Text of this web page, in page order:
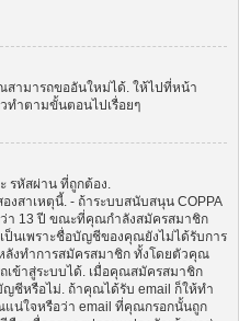
สามารถขออันใหม่ได้. ให้ไปที่หน้า
ทำตามขั้นตอนไปเรื่อยๆ
รหัสผ่าน ที่ถูกต้อง.
สาเหตุนี้. - ถ้าระบบสนับสนุน COPPA
า 13 ปี ขณะที่คุณกำลังสมัครสมาชิก
นเพราะชื่อบัญชีของคุณยังไม่ได้รับการ
งทำการสมัครสมาชิก ทั้งโดยตัวคุณ
เข้าสู่ระบบได้. เมื่อคุณสมัครสมาชิก
ชีหรือไม่. ถ้าคุณได้รับ email ก็ให้ทำ
น่ใจหรือว่า email ที่คุณกรอกนั้นถูก